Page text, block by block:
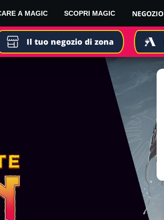
A MAGIC SCOPRI MAGIC NEGOZIO
Il tuo negozio di zona